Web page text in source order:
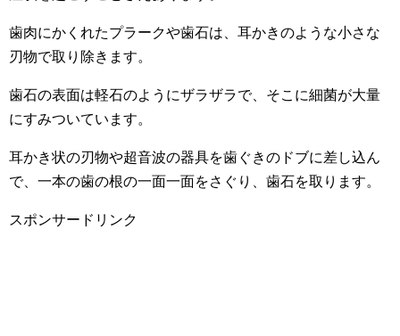
歯肉にかくれたプラークや歯石は、耳かきのような小さな
刃物で取り除きます。
歯石の表面は軽石のようにザラザラで、そこに細菌が大量
にすみついています。
耳かき状の刃物や超音波の器具を歯ぐきのドブに差し込ん
で、一本の歯の根の一面一面をさぐり、歯石を取ります。
スポンサードリンク